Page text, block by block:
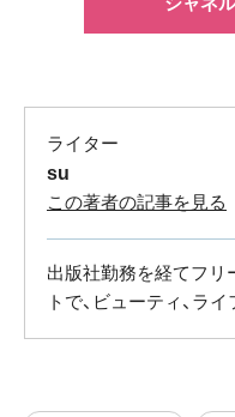
ライター
su
この著者の記事を見る
出版社勤務を経てフリ
トで、ビューティ、ラ